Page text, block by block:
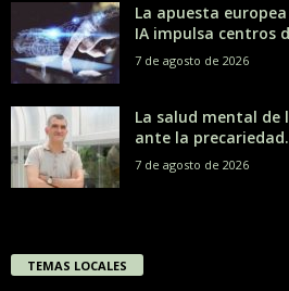
La apuesta
IA impulsa centros
7 de agosto de 2026
La salud mental de
ante la
7 de agosto de 2026
TEMAS LOCALES